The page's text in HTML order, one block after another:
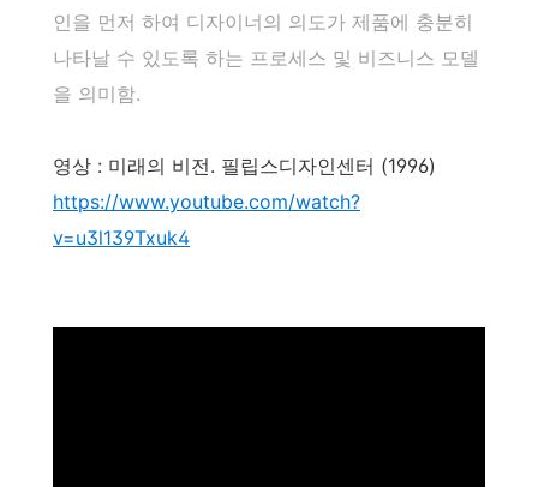
인을 먼저 하여 디자이너의 의도가 제품에 충분히
나타날 수 있도록 하는 프로세스 및 비즈니스 모델
을 의미함.
영상 : 미래의 비전. 필립스디자인센터 (1996)
https://www.youtube.com/watch?
v=u3l139Txuk4